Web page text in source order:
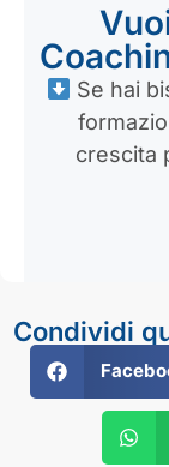
Se hai
crescita
Condividi